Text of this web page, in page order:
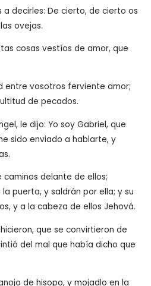
a decirles:De cierto, de cierto os
ovejas.
cosas vestíos de amor, que
entre vosotros ferviente amor;
de pecados.
le dijo: Yo soy Gabriel, que
sido enviado a hablarte, y
caminos delante de ellos;
puerta, y saldrán por ella; y su
y a la cabeza de ellos Jehová.
que se convirtieron de
del mal que había dicho que
de hisopo, y mojadlo en la